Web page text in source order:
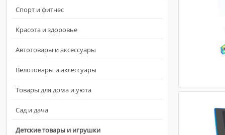
Спорт и фитнес
Красота и здоровье
Автотовары и аксессуары
Велотовары и аксессуары
Товары для дома и уюта
Сад и дача
Детские товары и игрушки